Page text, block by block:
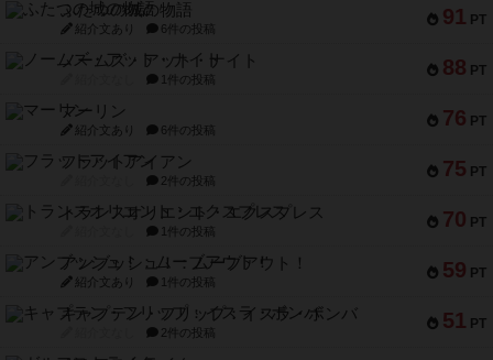
91 PT
ふたつの城の物語
紹介文あり 6件の投稿
88 PT
ノームズ・アット・ナイト
1件の投稿
76 PT
マーリン
紹介文あり 6件の投稿
75 PT
フラットアイアン
2件の投稿
70 PT
トランスオリエント・エクスプレス
1件の投稿
59 PT
アンブッシュ！：ムーブアウト！
紹介文あり 1件の投稿
51 PT
キャプテン・フリップ：イスラ・ボンバ
2件の投稿